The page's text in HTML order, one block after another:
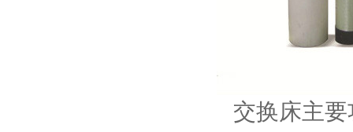
交换床主要